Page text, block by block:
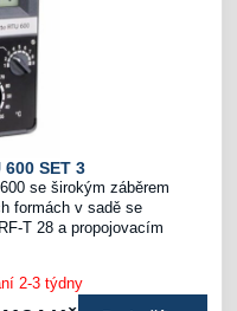
SET 3
se širokým záběrem
formách v sadě se
T 28 a propojovacím
2-3 týdny